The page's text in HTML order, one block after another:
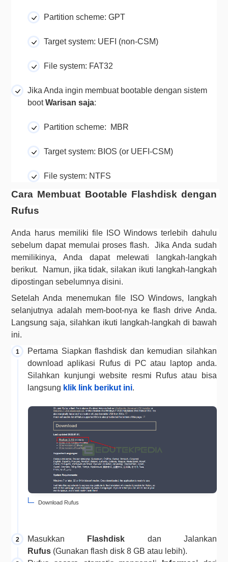
Partition scheme: GPT
Target system: UEFI (non-CSM)
File system: FAT32
Jika Anda ingin membuat bootable dengan sistem
boot Warisan saja
Partition scheme:  MBR
Target system: BIOS (or UEFI-CSM)
File system: NTFS
Cara Membuat Bootable Flashdisk dengan
Rufus
Anda harus memiliki file ISO Windows terlebih dahulu
sebelum dapat memulai proses flash.  Jika Anda sudah
memilikinya, Anda dapat melewati langkah-langkah
berikut.  Namun, jika tidak, silakan ikuti langkah-langkah
dipostingan sebelumnya disini.
Setelah Anda menemukan file ISO Windows, langkah
selanjutnya adalah mem-boot-nya ke flash drive Anda.
Langsung saja, silahkan ikuti langkah-langkah di bawah
ini.
Pertama Siapkan flashdisk dan kemudian silahkan
download aplikasi Rufus di PC atau laptop anda.
Silahkan kunjungi website resmi Rufus atau bisa
langsung klik link berikut ini.
Download Rufus
Masukkan Flashdisk dan
Rufus (Gunakan flash disk 8 GB atau lebih).